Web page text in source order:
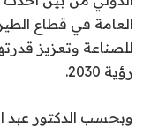
العامة في قطاع
للصناعة وتعزيز
رؤية 2030.
وبحسب الدكتور عبد